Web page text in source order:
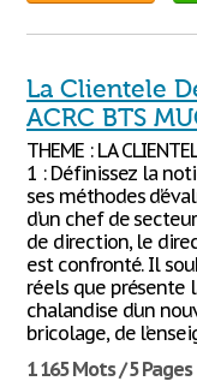
La Clientele
ACRC BTS
THEME : LA
1 : Définissez la
ses méthodes
d’un chef de
de direction, le
est confronté. Il
réels que présente
chalandise d’un
bricolage, de
1 165 Mots / 5 Pages